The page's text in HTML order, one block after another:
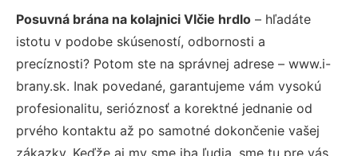
Posuvná brána na kolajnici Vlčie hrdlo – hľadáte
istotu v podobe skúseností, odbornosti a
precíznosti? Potom ste na správnej adrese – www.i-
brany.sk. Inak povedané, garantujeme vám vysokú
profesionalitu, serióznosť a korektné jednanie od
prvého kontaktu až po samotné dokončenie vašej
zákazky. Keďže aj my sme iba ľudia, sme tu pre vás